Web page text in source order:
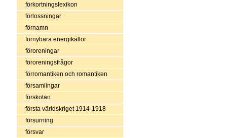
förkortningslexikon
förlossningar
förnamn
förnybara energikällor
föroreningar
föroreningsfrågor
förromantiken och romantiken
församlingar
förskolan
första världskriget 1914-1918
försurning
försvar